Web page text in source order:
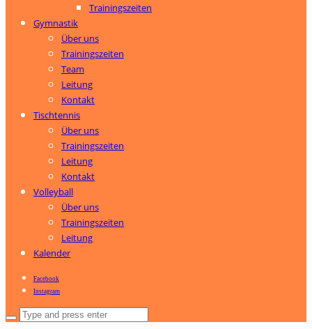
Trainingszeiten
Gymnastik
Über uns
Trainingszeiten
Team
Leitung
Kontakt
Tischtennis
Über uns
Trainingszeiten
Leitung
Kontakt
Volleyball
Über uns
Trainingszeiten
Leitung
Kalender
Facebook
Instagram